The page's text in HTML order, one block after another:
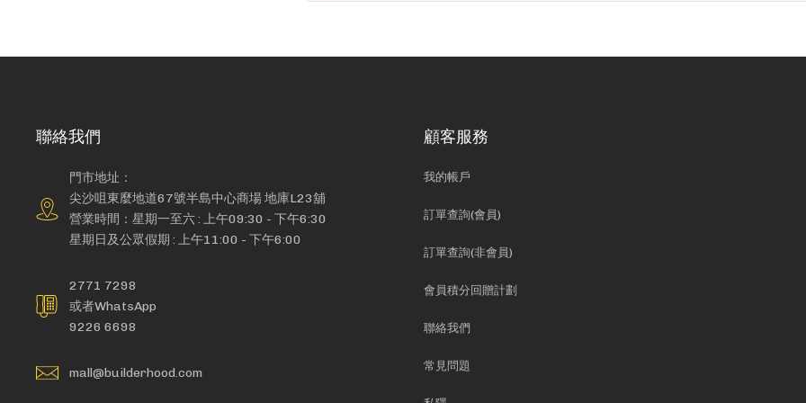
聯絡我們
門市地址：
尖沙咀東麼地道67號半島中心商場 地庫L23舖
營業時間：星期一至六 : 上午09:30 - 下午6:30
星期日及公眾假期 : 上午11:00 - 下午6:00
2771 7298
或者WhatsApp
9226 6698
mall@builderhood.com
顧客服務
我的帳戶
訂單查詢(會員)
訂單查詢(非會員)
會員積分回贈計劃
聯絡我們
常見問題